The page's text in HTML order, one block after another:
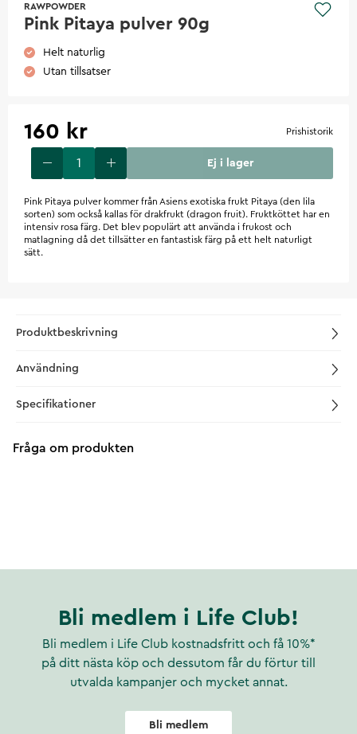
RAWPOWDER
Pink Pitaya pulver 90g
Helt naturlig
Utan tillsatser
160 kr Prishistorik
Ej i lager
Pink Pitaya pulver kommer från Asiens exotiska frukt Pitaya (den lila
sorten) som också kallas för drakfrukt (dragon fruit). Fruktköttet har en
intensiv rosa färg. Det blev populärt att använda i frukost och
matlagning då det tillsätter en fantastisk färg på ett helt naturligt
sätt.
Produktbeskrivning
Användning
Specifikationer
Fråga om produkten
Bli medlem i Life Club!
Bli medlem i Life Club kostnadsfritt och få 10%*
på ditt nästa köp och dessutom får du förtur till
utvalda kampanjer och mycket annat.
Bli medlem